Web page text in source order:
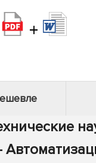
+